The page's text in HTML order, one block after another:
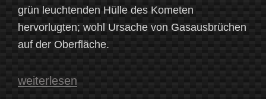
grün leuchtenden Hülle des Kometen
hervorlugten; wohl Ursache von Gasausbrüchen
auf der Oberfläche.
„Am
weiterlesen